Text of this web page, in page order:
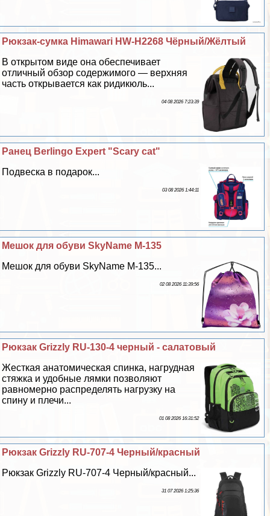
Рюкзак-сумка Himawari HW-H2268 Чёрный/Жёлтый
В открытом виде она обеспечивает
отличный обзор содержимого — верхняя
часть открывается как ридикюль...
04 08 2026 7:23:39
Ранец Berlingo Expert "Scary cat"
Подвеска в подарок...
03 08 2026 1:44:11
Мешок для обуви SkyName M-135
Мешок для обуви SkyName M-135...
02 08 2026 11:39:56
Рюкзак Grizzly RU-130-4 черный - салатовый
Жесткая анатомическая спинка, нагрудная
стяжка и удобные лямки позволяют
равномерно распределять нагрузку на
спину и плечи...
01 08 2026 16:31:52
Рюкзак Grizzly RU-707-4 Черный/красный
Рюкзак Grizzly RU-707-4 Черный/красный...
31 07 2026 1:25:36